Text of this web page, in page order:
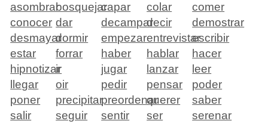
asombrarbosquejarcapar colar
comer
conocer dar decampardecir
demostrar
desmayardormir empezarentrevistarescribir
estar
forrar haber hablar
hacer
hipnotizar
ir jugar lanzar
leer
llegar
oir pedir pensar
poder
poner
precipitarpreordenarquerer
saber
salir
seguir sentir ser
serenar